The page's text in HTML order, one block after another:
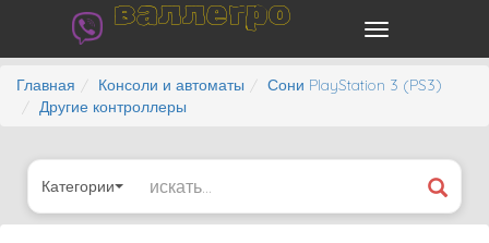
валлегро
Главная Консоли и автоматы
Сони PlayStation 3 (PS3)
Другие контроллеры
Категории